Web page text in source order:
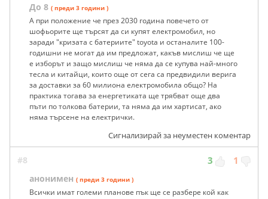
До 8 ( преди 3 години )
А при положение че през 2030 година повечето от
шофьорите ще търсят да си купят електромобил, но
заради "кризата с батериите" toyota и останалите 100-
годишни не могат да им предложат, какъв мислиш че ще
е изборът и защо мислиш че няма да се купува най-много
тесла и китайци, които още от сега са предвидили верига
за доставки за 60 милиона електромобила общо? На
практика тогава за енергетиката ще трябват още два
пъти по толкова батерии, та няма да им хартисат, ако
няма търсене на електрички.
Сигнализирай за неуместен коментар
#8 3 1
анонимен ( преди 3 години )
Всички имат големи планове пък ще се разбере кой как